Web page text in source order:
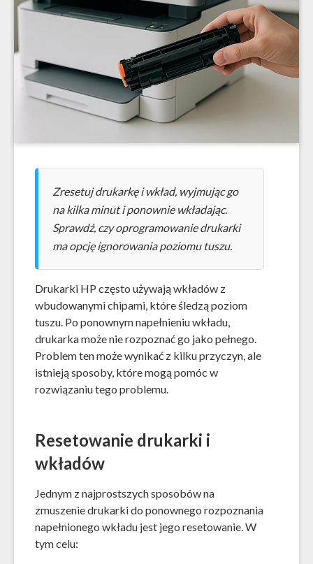
Zresetuj drukarkę i wkład, wyjmując go
na kilka minut i ponownie wkładając.
Sprawdź, czy oprogramowanie drukarki
ma opcję ignorowania poziomu tuszu.
Drukarki HP często używają wkładów z
wbudowanymi chipami, które śledzą poziom
tuszu. Po ponownym napełnieniu wkładu,
drukarka może nie rozpoznać go jako pełnego.
Problem ten może wynikać z kilku przyczyn, ale
istnieją sposoby, które mogą pomóc w
rozwiązaniu tego problemu.
Resetowanie drukarki i
wkładów
Jednym z najprostszych sposobów na
zmuszenie drukarki do ponownego rozpoznania
napełnionego wkładu jest jego resetowanie. W
tym celu: